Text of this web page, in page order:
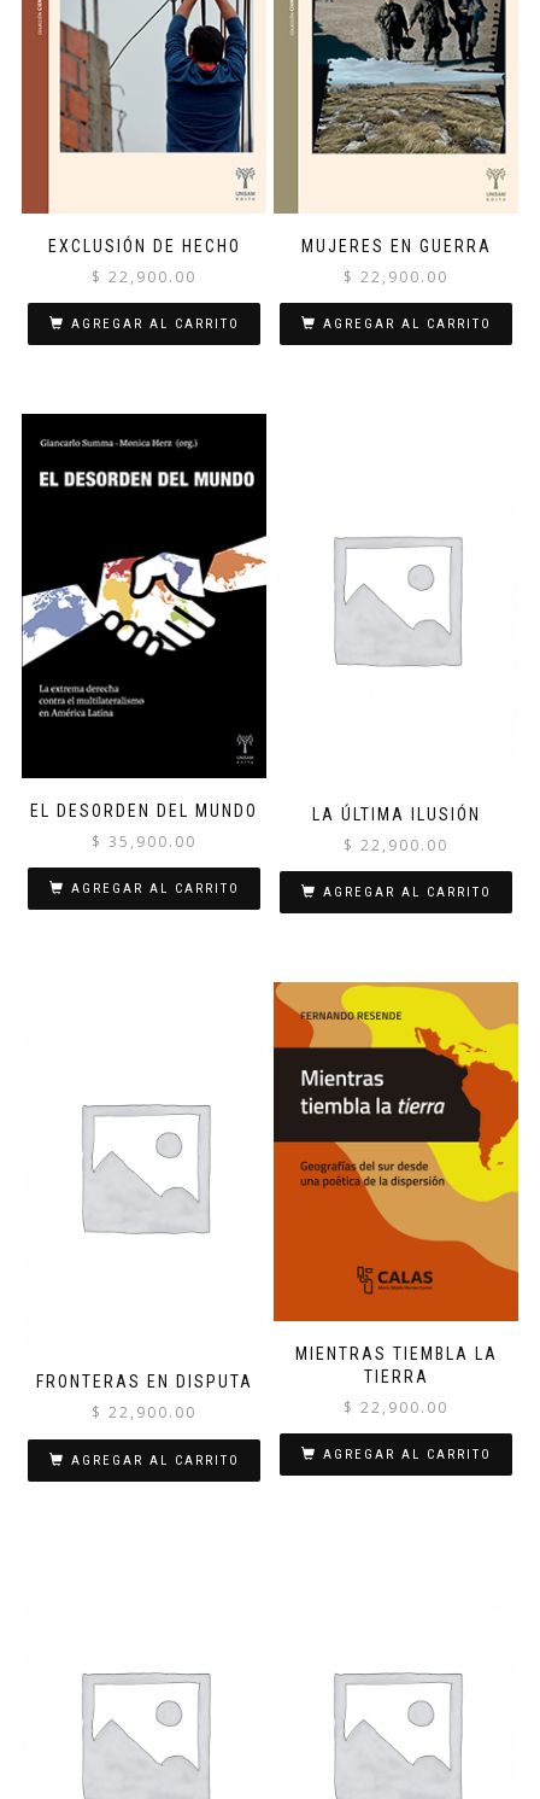
EXCLUSIÓN DE HECHO
$ 22,900.00
AGREGAR AL CARRITO
MUJERES EN GUERRA
$ 22,900.00
AGREGAR AL CARRITO
EL DESORDEN DEL MUNDO
$ 35,900.00
AGREGAR AL CARRITO
LA ÚLTIMA ILUSIÓN
$ 22,900.00
AGREGAR AL CARRITO
FRONTERAS EN DISPUTA
$ 22,900.00
AGREGAR AL CARRITO
MIENTRAS TIEMBLA LA
TIERRA
$ 22,900.00
AGREGAR AL CARRITO